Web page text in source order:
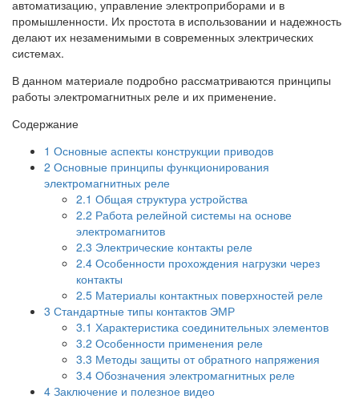
автоматизацию, управление электроприборами и в
промышленности. Их простота в использовании и надежность
делают их незаменимыми в современных электрических
системах.
В данном материале подробно рассматриваются принципы
работы электромагнитных реле и их применение.
Содержание
1 Основные аспекты конструкции приводов
2 Основные принципы функционирования
электромагнитных реле
2.1 Общая структура устройства
2.2 Работа релейной системы на основе
электромагнитов
2.3 Электрические контакты реле
2.4 Особенности прохождения нагрузки через
контакты
2.5 Материалы контактных поверхностей реле
3 Стандартные типы контактов ЭМР
3.1 Характеристика соединительных элементов
3.2 Особенности применения реле
3.3 Методы защиты от обратного напряжения
3.4 Обозначения электромагнитных реле
4 Заключение и полезное видео